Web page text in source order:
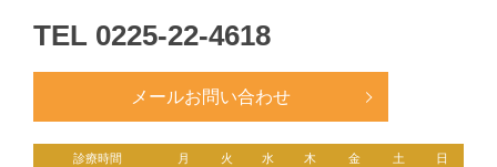
TEL 0225-22-4618
メールお問い合わせ
診療時間 月 火 水 木 金 土 日